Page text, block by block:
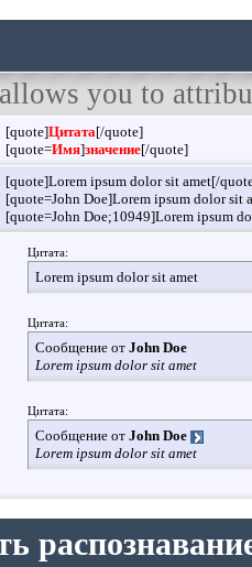
you to
[quote]Цитата[/quote]
[quote=Имя]значение[/quote]
[quote]Lorem ipsum dolor sit amet[/
[quote=John Doe]Lorem ipsum dolor sit
[quote=John Doe;10949]Lorem ipsum
Цитата:
Lorem ipsum dolor sit amet
Цитата:
Сообщение от John Doe
Lorem ipsum dolor sit amet
Цитата:
Сообщение от John Doe
Lorem ipsum dolor sit amet